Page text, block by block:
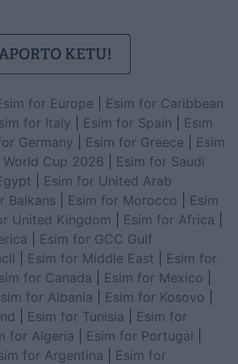
for Europe
Esim for Caribbean
for Italy Esim for Spain
Esim
Germany Esim for Greece
Esim
World Cup 2026
Esim for Saudi
Esim for United Arab
Balkans Esim for Morocco
Esim
United Kingdom Esim for Africa
Esim for GCC Gulf
Esim for Middle East
Esim for
for Canada Esim for Mexico
for Albania Esim for Kosovo
Esim for Tunisia
Esim for
for Algeria Esim for Portugal
for Argentina
Esim for